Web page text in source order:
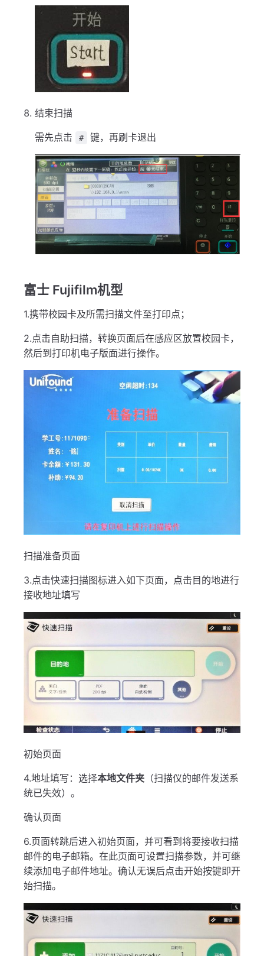
结束扫描
需先点击 # 键，再刷卡退出
富士 Fujifilm机型
1.携带校园卡及所需扫描文件至打印点；
2.点击自助扫描，转换页面后在感应区放置校园卡，
然后到打印机电子版面进行操作。
扫描准备页面
3.点击快速扫描图标进入如下页面，点击目的地进行
接收地址填写
初始页面
4.地址填写：选择本地文件夹 （扫描仪的邮件发送系
统已失效）。
确认页面
6.页面转跳后进入初始页面，并可看到将要接收扫描
邮件的电子邮箱。在此页面可设置扫描参数，并可继
续添加电子邮件地址。确认无误后点击开始按键即开
始扫描。